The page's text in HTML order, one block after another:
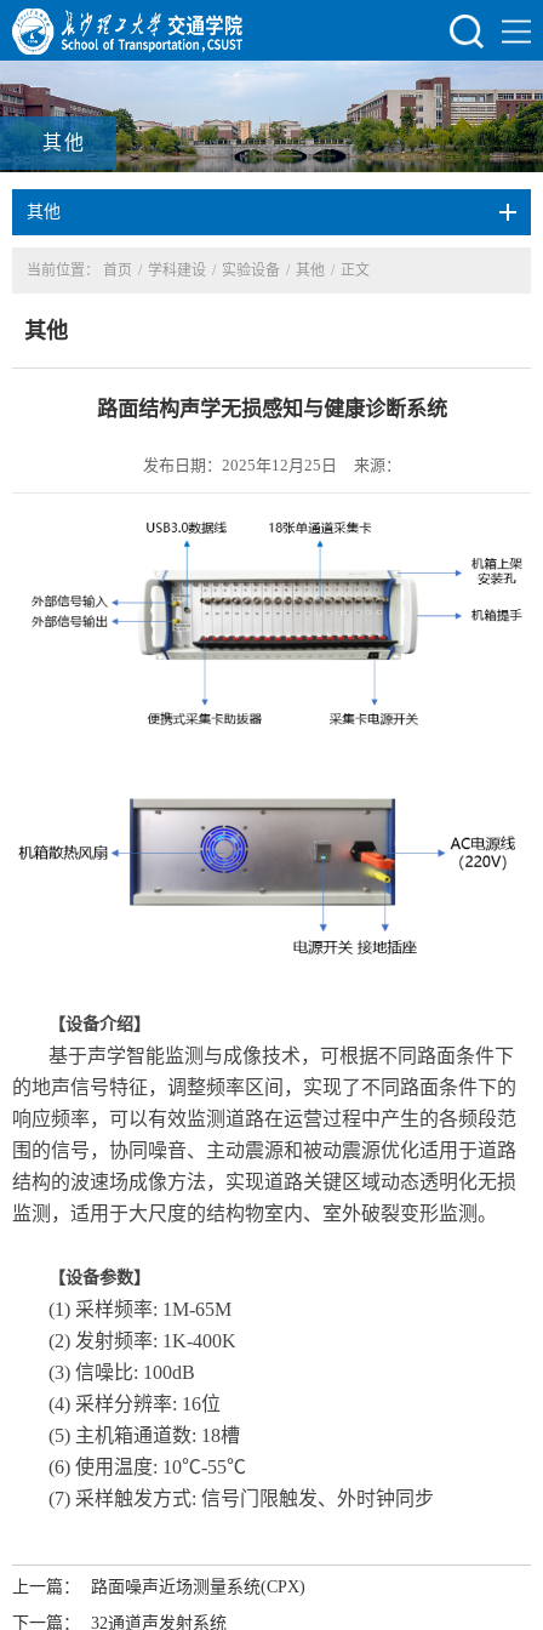
其他
其他
当前位置： 首页 / 学科建设 / 实验设备 / 其他 / 正文
其他
路面结构声学无损感知与健康诊断系统
发布日期：2025年12月25日 来源：
【设备介绍】
基于声学智能监测与成像技术，可根据不同路面条件下
的地声信号特征，调整频率区间，实现了不同路面条件下的
响应频率，可以有效监测道路在运营过程中产生的各频段范
围的信号，协同噪音、主动震源和被动震源优化适用于道路
结构的波速场成像方法，实现道路关键区域动态透明化无损
监测，适用于大尺度的结构物室内、室外破裂变形监测。
【设备参数】
(1) 采样频率: 1M-65M
(2) 发射频率: 1K-400K
(3) 信噪比: 100dB
(4) 采样分辨率: 16位
(5) 主机箱通道数: 18槽
(6) 使用温度: 10℃-55℃
(7) 采样触发方式: 信号门限触发、外时钟同步
上一篇：
路面噪声近场测量系统(CPX)
下一篇：
32通道声发射系统